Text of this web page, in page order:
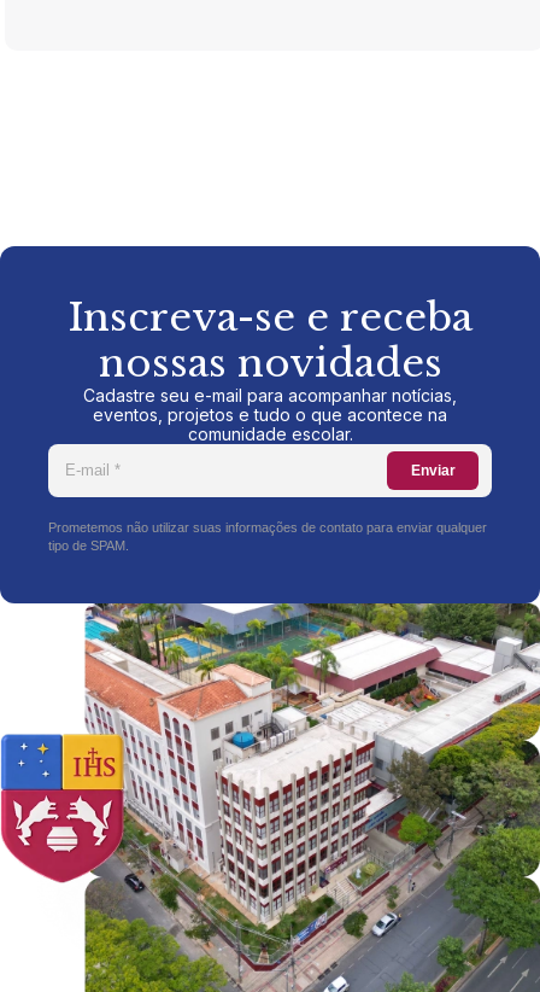
Inscreva-se e receba
nossas novidades
Cadastre seu e-mail para acompanhar notícias,
eventos, projetos e tudo o que acontece na
comunidade escolar.
Enviar
Prometemos não utilizar suas informações de contato para enviar qualquer
tipo de SPAM.